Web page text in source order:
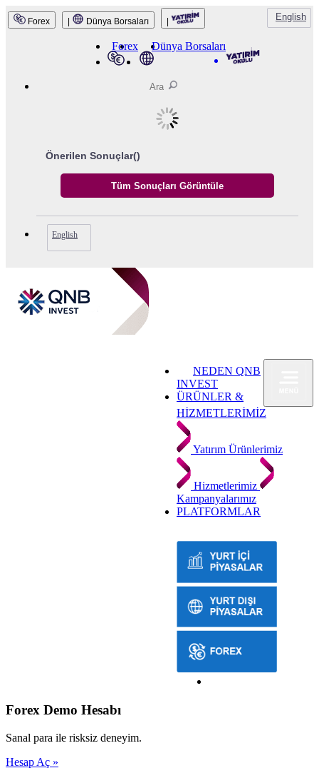
QNB Invest
Forex Dünya Borsaları English
Forex Dünya Borsaları
Önerilen Sonuçlar()
English
NEDEN QNB
INVEST
ÜRÜNLER &
HİZMETLERİMİZ
Yatırım Ürünlerimiz
Hizmetlerimiz
Kampanyalarımız
PLATFORMLAR
Forex Demo Hesabı
Sanal para ile risksiz deneyim.
Hesap Aç »